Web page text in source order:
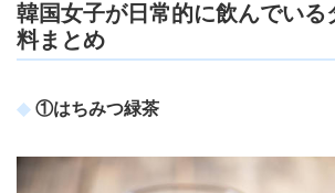
韓国女子が日常的に飲んでいる
料まとめ
①はちみつ緑茶